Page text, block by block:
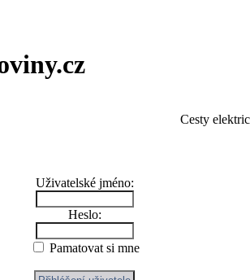
Cesty
Uživatelské jméno:
Heslo:
Pamatovat si mne